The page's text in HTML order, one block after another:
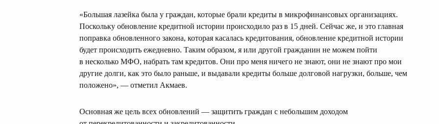
«Большая лазейка была у граждан, которые брали кредиты в микрофинансовых организациях.
Поскольку обновление кредитной истории происходило раз в 15 дней. Сейчас же, и это главная
поправка обновленного закона, которая касалась кредитования, обновление кредитной истории
будет происходить ежедневно. Таким образом, я или другой гражданин не можем пойти
в несколько МФО, набрать там кредитов. Они про меня ничего не знают, они не знают про мои
другие долги, как это было раньше, и выдавали кредиты больше долговой нагрузки, больше, чем
положено», — отметил Акмаев.
Основная же цель всех обновлений — защитить граждан с небольшим доходом